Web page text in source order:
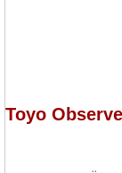
Toyo